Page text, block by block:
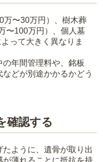
万〜30万円）、樹木葬
〜100万円）、個人墓
って大きく異なりま
年間管理料や、銘板
などが別途かかるかどう
確認する
ように、遺骨が取り出
薄れることに抵抗を持